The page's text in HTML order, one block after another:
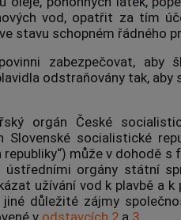
vod, opatřit za tím
stavu schopném řádného
zabezpečovat, aby
odstraňovány tak, aby
orgán České
Slovenské socialistické
může v dohodě
orgány státní
užívání vod k plavbě a k
důležité zájmy
v odstavcích 2a 3.